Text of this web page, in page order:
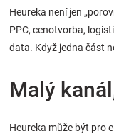
Heureka není jen
PPC, cenotvorba,
data. Když jedna část
Malý
Heureka může být pro